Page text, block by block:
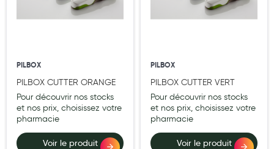
PILBOX
PILBOX CUTTER ORANGE
Pour découvrir nos stocks
et nos prix, choisissez votre
pharmacie
Voir le produit
PILBOX
PILBOX CUTTER VERT
Pour découvrir nos stocks
et nos prix, choisissez votre
pharmacie
Voir le produit